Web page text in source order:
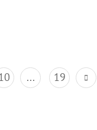
... 19